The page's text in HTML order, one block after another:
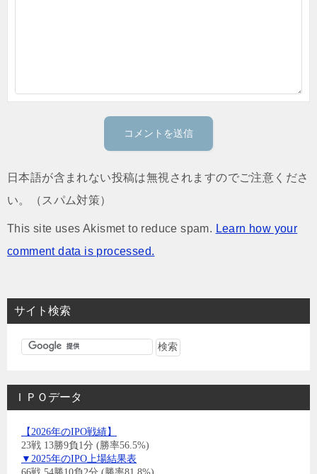
日本語が含まれない投稿は無視されますのでご注意くださ
い。（スパム対策）
This site uses Akismet to reduce spam. Learn how your
comment data is processed.
サイト検索
ＩＰＯデータ
【2026年のIPO戦績】
23戦 13勝9負1分 (勝率56.5%)
▼2025年のIPO上場結果表